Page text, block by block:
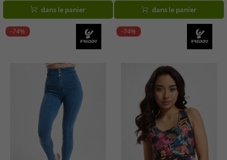
dans le panier dans le panier
-74% -74%